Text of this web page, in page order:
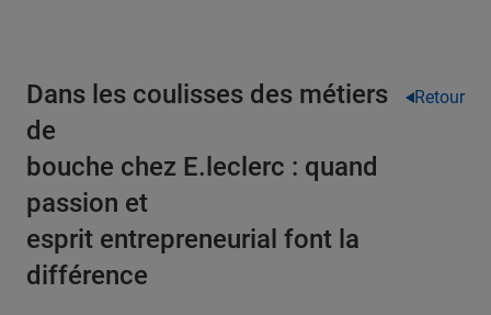
Dans les coulisses des métiers
de
bouche chez E.leclerc : quand
passion et
esprit entrepreneurial font la
différence
Retour